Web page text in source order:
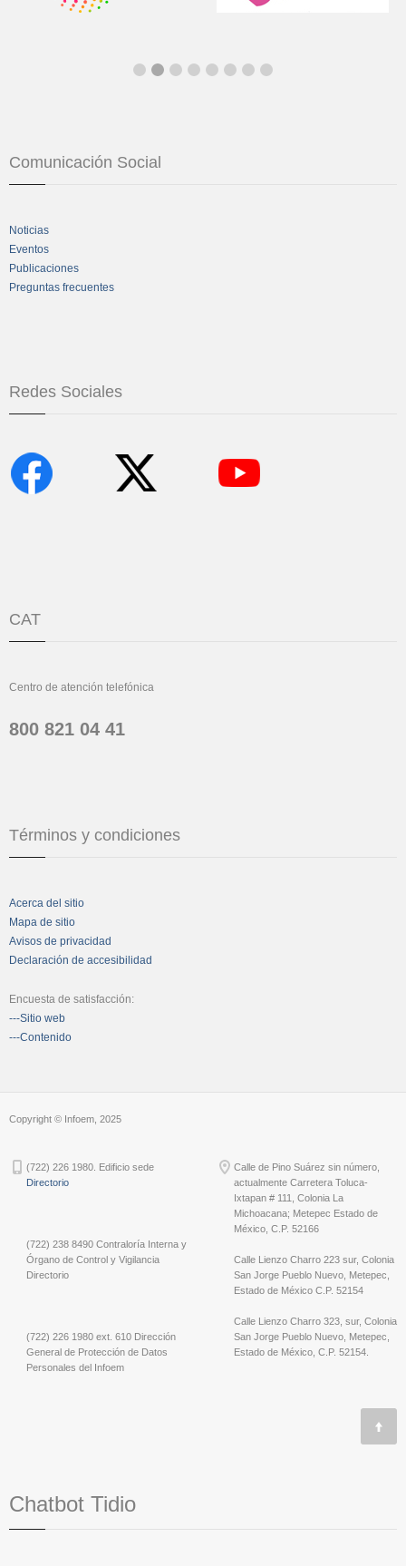
Comunicación Social
Noticias
Eventos
Publicaciones
Preguntas frecuentes
Redes Sociales
CAT
Centro de atención telefónica
800 821 04 41
Términos y condiciones
Acerca del sitio
Mapa de sitio
Avisos de privacidad
Declaración de accesibilidad
Encuesta de satisfacción:
---Sitio web
---Contenido
Copyright © Infoem, 2025
(722) 226 1980. Edificio sede
Directorio
(722) 238 8490 Contraloría Interna y
Órgano de Control y Vigilancia
Directorio
(722) 226 1980 ext. 610 Dirección
General de Protección de Datos
Personales del Infoem
Calle de Pino Suárez sin número,
actualmente Carretera Toluca-
Ixtapan # 111, Colonia La
Michoacana; Metepec Estado de
México, C.P. 52166
Calle Lienzo Charro 223 sur, Colonia
San Jorge Pueblo Nuevo, Metepec,
Estado de México C.P. 52154
Calle Lienzo Charro 323, sur, Colonia
San Jorge Pueblo Nuevo, Metepec,
Estado de México, C.P. 52154.
Chatbot Tidio